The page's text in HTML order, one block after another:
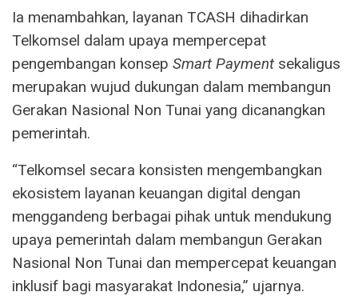
Ia menambahkan, layanan TCASH dihadirkan
Telkomsel dalam upaya mempercepat
pengembangan konsep Smart Payment sekaligus
merupakan wujud dukungan dalam membangun
Gerakan Nasional Non Tunai yang dicanangkan
pemerintah.
“Telkomsel secara konsisten mengembangkan
ekosistem layanan keuangan digital dengan
menggandeng berbagai pihak untuk mendukung
upaya pemerintah dalam membangun Gerakan
Nasional Non Tunai dan mempercepat keuangan
inklusif bagi masyarakat Indonesia,” ujarnya.